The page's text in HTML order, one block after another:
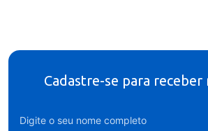
Cadastre-se para receber